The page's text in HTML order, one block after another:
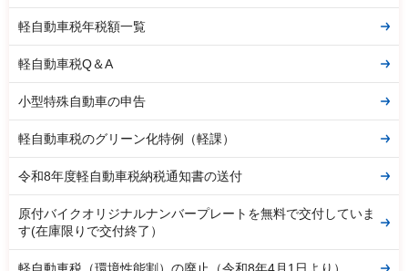
軽自動車税年税額一覧
軽自動車税Q＆A
小型特殊自動車の申告
軽自動車税のグリーン化特例（軽課）
令和8年度軽自動車税納税通知書の送付
原付バイクオリジナルナンバープレートを無料で交付していま
す(在庫限りで交付終了）